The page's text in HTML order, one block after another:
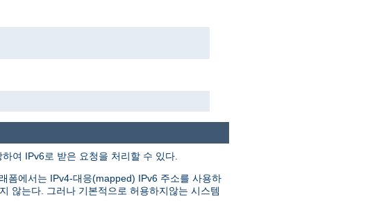
여 IPv6로 받은 요청을 처리할 수 있다.
폼에서는 IPv4-대응(mapped) IPv6 주소를 사용하
않는다. 그러나 기본적으로 허용하지않는 시스템